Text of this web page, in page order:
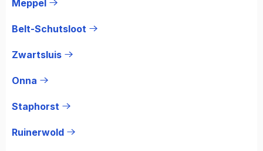
Meppel
Belt-Schutsloot
Zwartsluis
Onna
Staphorst
Ruinerwold